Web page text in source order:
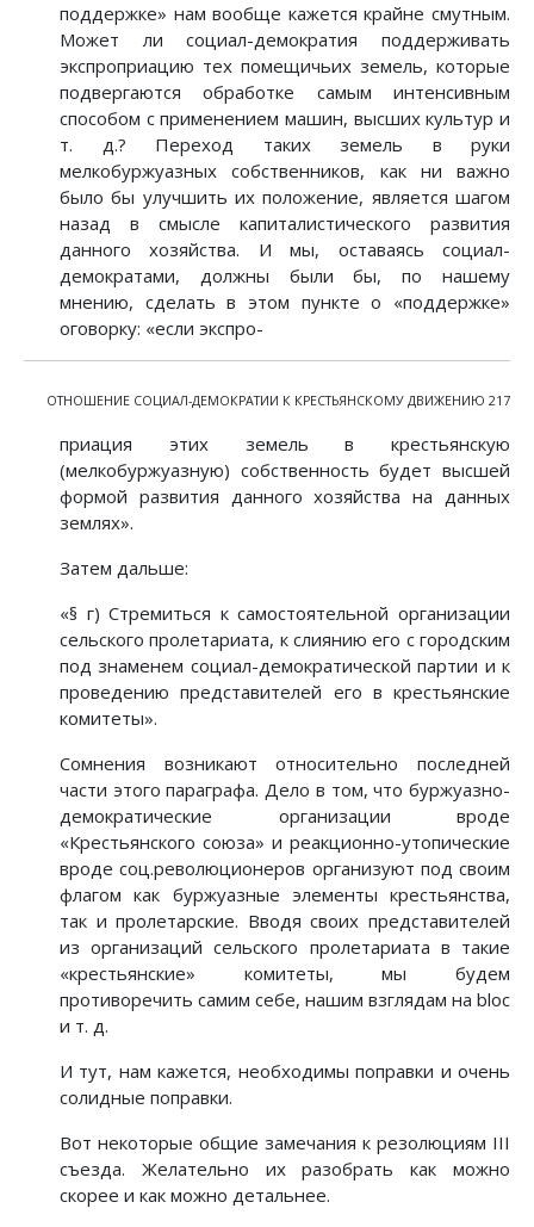
поддержке» нам вообще кажется крайне смутным.
Может ли социал-демократия поддерживать
экспроприацию тех помещичьих земель, которые
подвергаются обработке самым интенсивным
способом с применением машин, высших культур и
т. д.? Переход таких земель в руки
мелкобуржуазных собственников, как ни важно
было бы улучшить их положение, является шагом
назад в смысле капиталистического развития
данного хозяйства. И мы, оставаясь социал-
демократами, должны были бы, по нашему
мнению, сделать в этом пункте о «поддержке»
оговорку: «если экспро-
ОТНОШЕНИЕ СОЦИАЛ-ДЕМОКРАТИИ К КРЕСТЬЯНСКОМУ ДВИЖЕНИЮ 217
приация этих земель в крестьянскую
(мелкобуржуазную) собственность будет высшей
формой развития данного хозяйства на данных
землях».
Затем дальше:
«§ г) Стремиться к самостоятельной организации
сельского пролетариата, к слиянию его с городским
под знаменем социал-демократической партии и к
проведению представителей его в крестьянские
комитеты».
Сомнения возникают относительно последней
части этого параграфа. Дело в том, что буржуазно-
демократические организации вроде
«Крестьянского союза» и реакционно-утопические
вроде соц.революционеров организуют под своим
флагом как буржуазные элементы крестьянства,
так и пролетарские. Вводя своих представителей
из организаций сельского пролетариата в такие
«крестьянские» комитеты, мы будем
противоречить самим себе, нашим взглядам на bloc
и т. д.
И тут, нам кажется, необходимы поправки и очень
солидные поправки.
Вот некоторые общие замечания к резолюциям III
съезда. Желательно их разобрать как можно
скорее и как можно детальнее.